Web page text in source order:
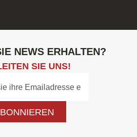
NEWS ERHALTEN?
SIE UNS!